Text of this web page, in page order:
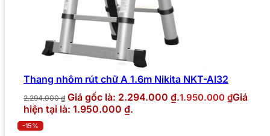
Thang nhôm rút chữ A 1.6m Nikita NKT-AI32
2.294.000₫ Giá gốc là: 2.294.000 ₫.1.950.000 ₫Giá
hiện tại là: 1.950.000 ₫.
-15%